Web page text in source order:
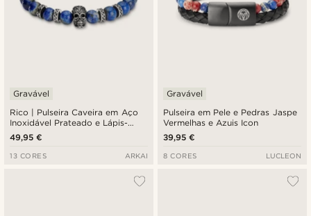
Rico | Pulseira Caveira em Aço
Inoxidável Prateado e Lápis-
lazúli
Gravável
49,95 €
13 CORES ARKAI
Pulseira em Pele e Pedras Jaspe
Vermelhas e Azuis Icon
Gravável
39,95 €
8 CORES LUCLEON